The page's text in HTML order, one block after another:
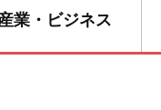
業・ビジネス